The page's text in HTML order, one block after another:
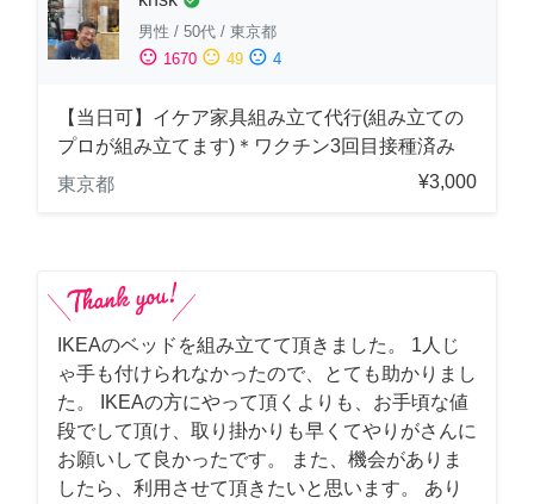
男性 / 50代 / 東京都
sentiment_satisfied 1670 sentiment_neutral 49 sentiment_dissatisfied 4
【当日可】イケア家具組み立て代行(組み立ての
プロが組み立てます)＊ワクチン3回目接種済み
東京都
¥3,000
IKEAのベッドを組み立てて頂きました。 1人じ
ゃ手も付けられなかったので、とても助かりまし
た。 IKEAの方にやって頂くよりも、お手頃な値
段でして頂け、取り掛かりも早くてやりがさんに
お願いして良かったです。 また、機会がありま
したら、利用させて頂きたいと思います。 あり